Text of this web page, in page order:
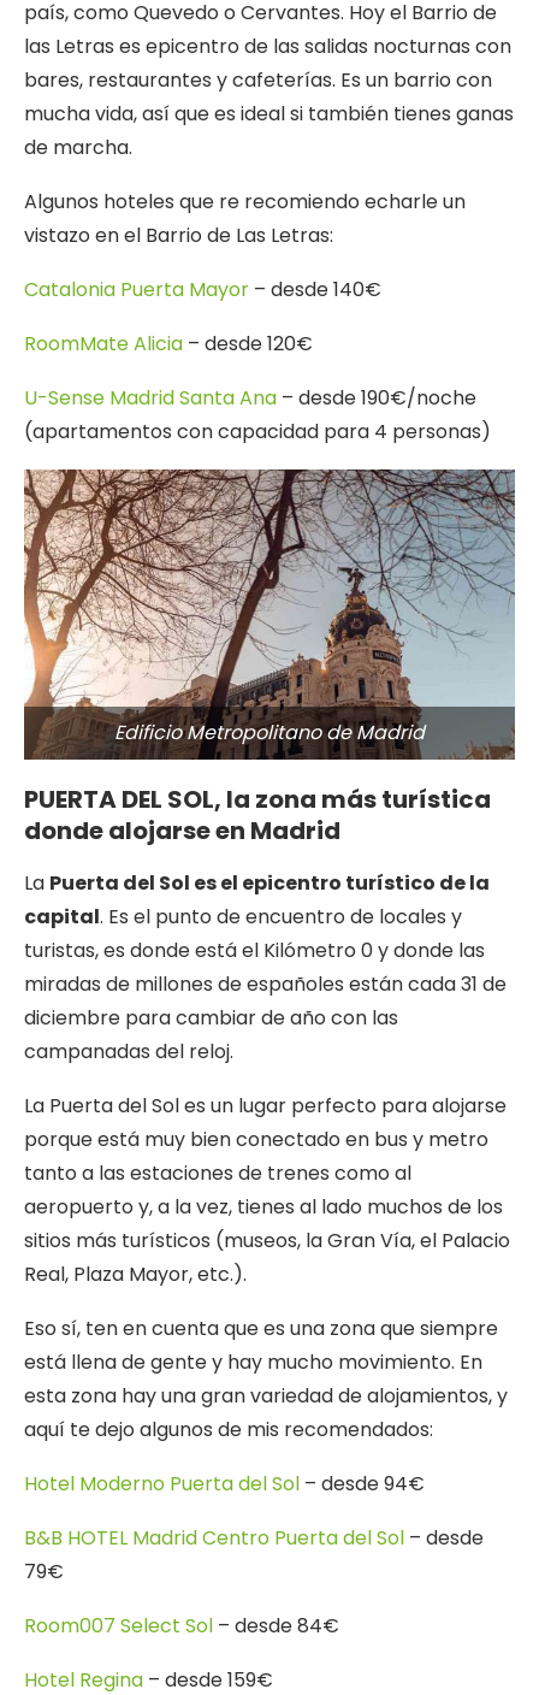
país, como Quevedo o Cervantes. Hoy el Barrio de
las Letras es epicentro de las salidas nocturnas con
bares, restaurantes y cafeterías. Es un barrio con
mucha vida, así que es ideal si también tienes ganas
de marcha.
Algunos hoteles que re recomiendo echarle un
vistazo en el Barrio de Las Letras:
Catalonia Puerta Mayor – desde 140€
RoomMate Alicia – desde 120€
U-Sense Madrid Santa Ana – desde 190€/noche
(apartamentos con capacidad para 4 personas)
Edificio Metropolitano de Madrid
PUERTA DEL SOL, la zona más turística
donde alojarse en Madrid
La Puerta del Sol es el epicentro turístico de la
capital. Es el punto de encuentro de locales y
turistas, es donde está el Kilómetro 0 y donde las
miradas de millones de españoles están cada 31 de
diciembre para cambiar de año con las
campanadas del reloj.
La Puerta del Sol es un lugar perfecto para alojarse
porque está muy bien conectado en bus y metro
tanto a las estaciones de trenes como al
aeropuerto y, a la vez, tienes al lado muchos de los
sitios más turísticos (museos, la Gran Vía, el Palacio
Real, Plaza Mayor, etc.).
Eso sí, ten en cuenta que es una zona que siempre
está llena de gente y hay mucho movimiento. En
esta zona hay una gran variedad de alojamientos, y
aquí te dejo algunos de mis recomendados:
Hotel Moderno Puerta del Sol – desde 94€
B&B HOTEL Madrid Centro Puerta del Sol – desde
79€
Room007 Select Sol – desde 84€
Hotel Regina – desde 159€